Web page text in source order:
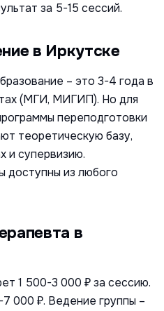
за 5-15 сессий.
в Иркутске
– это 3-4 года в
(МГИ, МИГИП). Но для
переподготовки
теоретическую базу,
и супервизию.
доступны из любого
1 500-3 000 ₽ за сессию.
000 ₽. Ведение группы –